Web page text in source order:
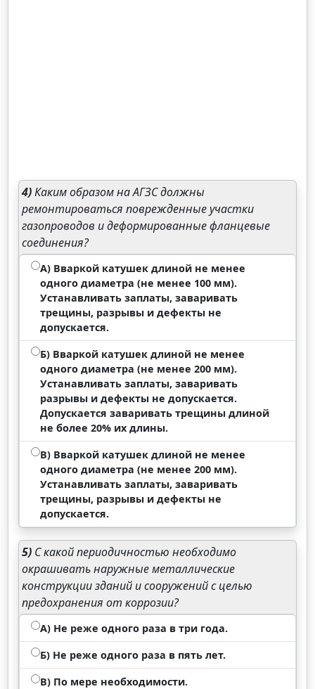
4)Каким образом на АГЗС должны
ремонтироваться поврежденные участки
газопроводов и деформированные фланцевые
соединения?
А) Вваркой катушек длиной не менее
одного диаметра (не менее 100 мм).
Устанавливать заплаты, заваривать
трещины, разрывы и дефекты не
допускается.
Б) Вваркой катушек длиной не менее
одного диаметра (не менее 200 мм).
Устанавливать заплаты, заваривать
разрывы и дефекты не допускается.
Допускается заваривать трещины длиной
не более 20% их длины.
В) Вваркой катушек длиной не менее
одного диаметра (не менее 200 мм).
Устанавливать заплаты, заваривать
трещины, разрывы и дефекты не
допускается.
5) С какой периодичностью необходимо
окрашивать наружные металлические
конструкции зданий и сооружений с целью
предохранения от коррозии?
А) Не реже одного раза в три года.
Б) Не реже одного раза в пять лет.
В) По мере необходимости.